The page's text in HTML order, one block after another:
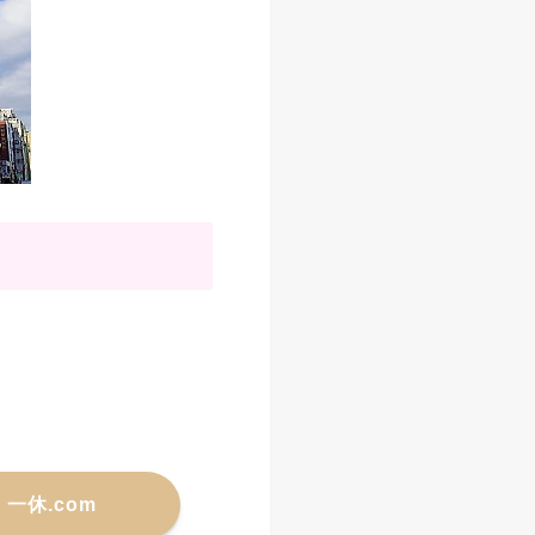
一休.com